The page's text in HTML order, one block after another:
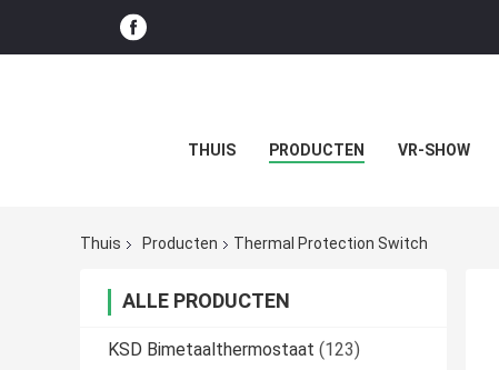
THUIS PRODUCTEN VR-SHOW
Thuis Producten Thermal Protection Switch
ALLE PRODUCTEN
KSD Bimetaalthermostaat (123)